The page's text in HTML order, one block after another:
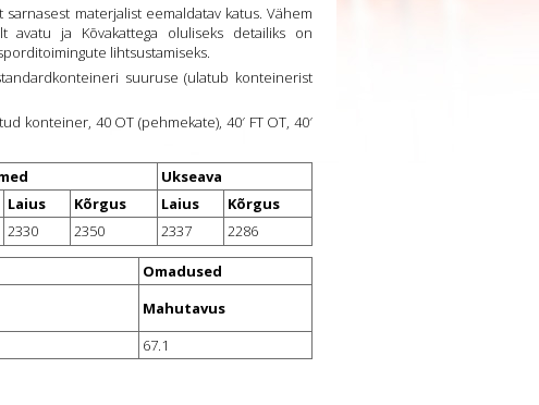
materjalist eemaldatav katus. Vähem
avatu ja Kõvakattega oluliseks detailiks on
lihtsustamiseks.
suuruse (ulatub konteinerist
konteiner, 40 OT (pehmekate), 40′ FT OT, 40′
Ukseava
Laius Kõrgus Laius
Kõrgus
2330 2350 2337 2286
Omadused
Mahutavus
67.1